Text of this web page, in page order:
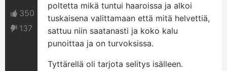
350
137
poltetta mikä tuntui haaroissa ja alkoi
tuskaisena valittamaan että mitä helvettiä,
sattuu niin saatanasti ja koko kalu
punoittaa ja on turvoksissa.
Tyttärellä oli tarjota selitys isälleen.